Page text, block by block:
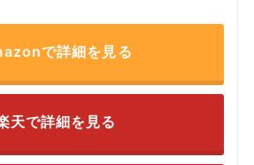
で詳細を見る
天で詳細を見る